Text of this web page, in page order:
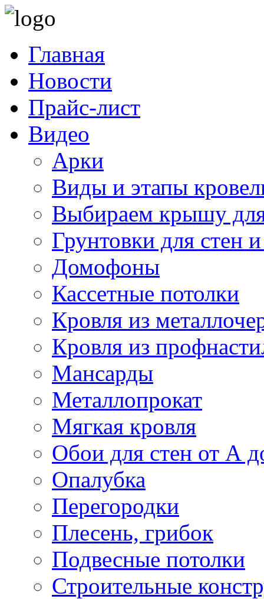
Главная
Новости
Прайс-лист
Видео
Арки
Виды и этапы
Выбираем крышу
Грунтовки для стен
Домофоны
Кассетные потолки
Кровля из
Кровля из
Мансарды
Металлопрокат
Мягкая кровля
Обои для стен от А
Опалубка
Перегородки
Плесень, грибок
Подвесные потолки
Строительные